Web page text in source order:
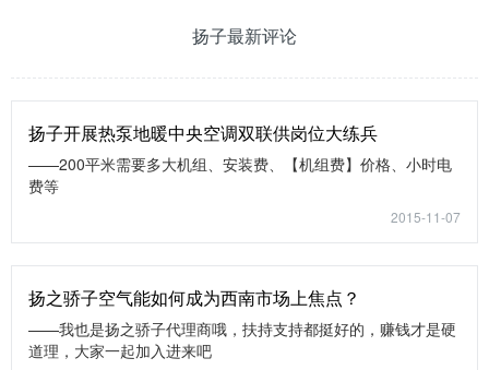
扬子最新评论
扬子开展热泵地暖中央空调双联供岗位大练兵
——200平米需要多大机组、安装费、【机组费】价格、小时电
费等
2015-11-07
扬之骄子空气能如何成为西南市场上焦点？
——我也是扬之骄子代理商哦，扶持支持都挺好的，赚钱才是硬
道理，大家一起加入进来吧